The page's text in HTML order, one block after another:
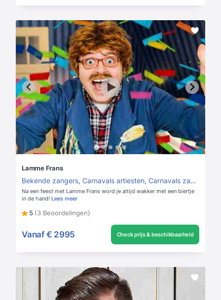
Lamme Frans
Bekende zangers, Carnavals artiesten, Carnavals zangers
Na een feest met Lamme Frans word je altijd wakker met een biertje
in de hand! Lees meer
5 (3 Beoordelingen)
Vanaf € 2995 Check prijs & beschikbaarheid